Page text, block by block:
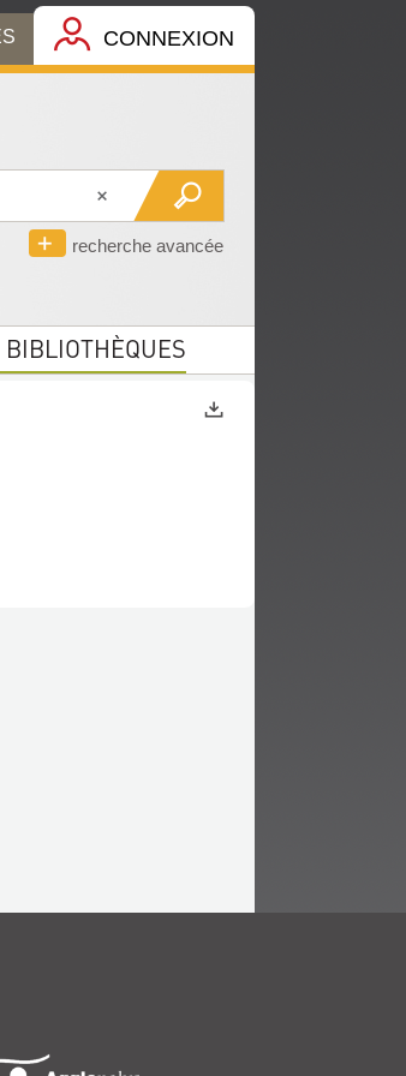
CONNEXION
recherche avancée
BIBLIOTHÈQUES